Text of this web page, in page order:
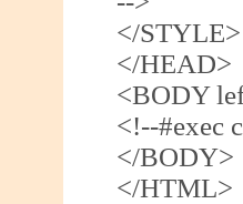
</STYLE>
</HEAD>
<BODY
<!--#exec
</BODY>
</HTML>